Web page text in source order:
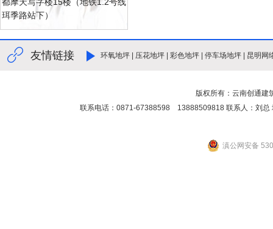
珥季路站下）
友情链接 环氧地坪 压花地坪 彩色地坪 停车场地坪 昆明网
版权所有：云南创通建
联系电话：0871-67388598 13888509818 联系人：刘总
滇公网安备